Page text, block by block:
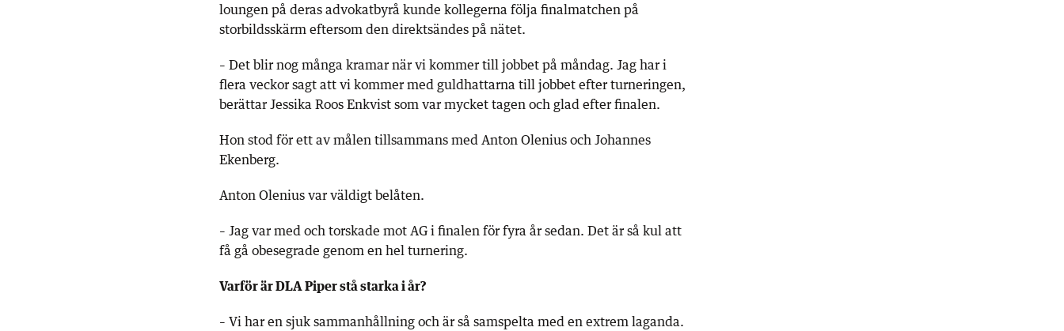
loungen på deras advokatbyrå kunde kollegerna följa finalmatchen på
storbildsskärm eftersom den direktsändes på nätet.
– Det blir nog många kramar när vi kommer till jobbet på måndag. Jag har i
flera veckor sagt att vi kommer med guldhattarna till jobbet efter turneringen,
berättar Jessika Roos Enkvist som var mycket tagen och glad efter finalen.
Hon stod för ett av målen tillsammans med Anton Olenius och Johannes
Ekenberg.
Anton Olenius var väldigt belåten.
– Jag var med och torskade mot AG i finalen för fyra år sedan. Det är så kul att
få gå obesegrade genom en hel turnering.
Varför är DLA Piper stå starka i år?
– Vi har en sjuk sammanhållning och är så samspelta med en extrem laganda.